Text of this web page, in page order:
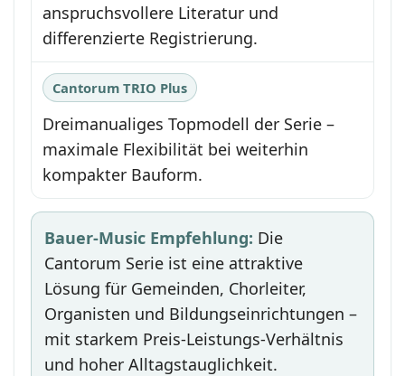
anspruchsvollere Literatur und
differenzierte Registrierung.
Cantorum TRIO Plus
Dreimanualiges Topmodell der Serie –
maximale Flexibilität bei weiterhin
kompakter Bauform.
Bauer-Music Empfehlung: Die
Cantorum Serie ist eine attraktive
Lösung für Gemeinden, Chorleiter,
Organisten und Bildungseinrichtungen –
mit starkem Preis-Leistungs-Verhältnis
und hoher Alltagstauglichkeit.